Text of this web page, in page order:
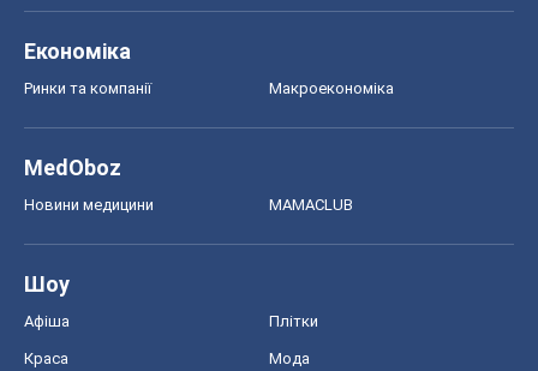
Економіка
Ринки та компанії Макроекономіка
MedOboz
Новини медицини MAMACLUB
Шоу
Афіша Плітки
Краса Мода